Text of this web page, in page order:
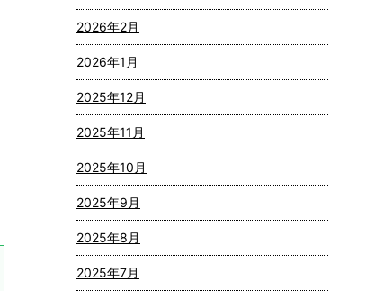
2026年2月
2026年1月
2025年12月
2025年11月
2025年10月
2025年9月
2025年8月
2025年7月